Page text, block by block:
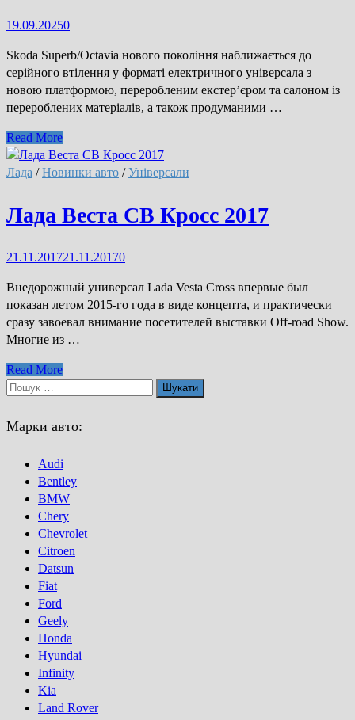
19.09.20250
Skoda Superb/Octavia нового покоління наближається до
серійного втілення у форматі електричного універсала з
новою платформою, переробленим екстер’єром та салоном із
перероблених матеріалів, а також продуманими …
Skoda
Superb/Octavia
нового
перші
деталі
дизайн,
і
технології
електричного
універсала
(відео)
Read More
Лада /Новинки авто /Універсали
Лада Веста СВ Кросс 2017
21.11.201721.11.20170
Внедорожный универсал Lada Vesta Cross впервые был
показан летом 2015-го года в виде концепта, и практически
сразу завоевал внимание посетителей выставки Off-road Show.
Многие из …
Лада
Веста
Кросс
2017
Read More
Пошук:
Марки авто:
Audi
Bentley
BMW
Chery
Chevrolet
Citroen
Datsun
Fiat
Ford
Geely
Honda
Hyundai
Infinity
Kia
Land Rover